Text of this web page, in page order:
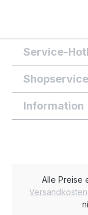
Service-
Shopservice
Information
Alle Preise
Versandkosten